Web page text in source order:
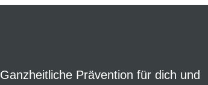
Ganzheitliche Prävention für dich und